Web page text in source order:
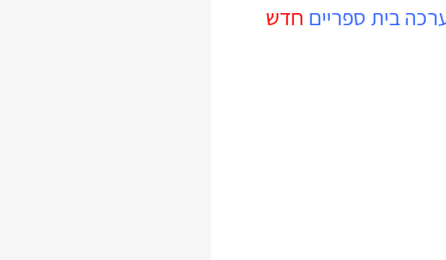
בית ספרייםחדש